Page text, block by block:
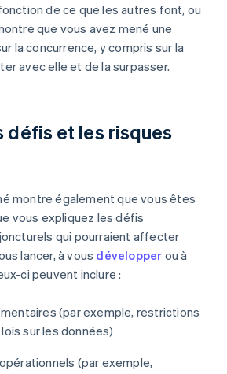
de ce que les autres font, ou
que vous avez mené une
la concurrence, y compris sur la
avec elle et de la surpasser.
défis et les risques
montre également que vous êtes
vous expliquez les défis
qui pourraient affecter
lancer, à vous développer ou à
ci peuvent inclure :
(par exemple, restrictions
sur les données)
(par exemple,